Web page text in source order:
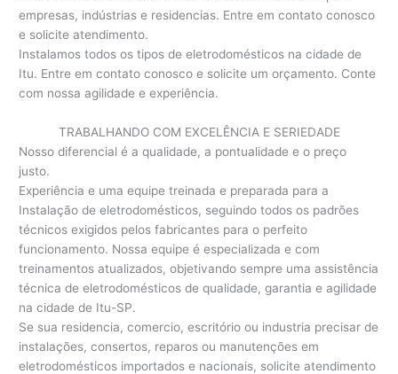
empresas, indústrias e residencias. Entre em contato conosco
e solicite atendimento.
Instalamos todos os tipos de eletrodomésticos na cidade de
Itu. Entre em contato conosco e solicite um orçamento. Conte
com nossa agilidade e experiência.
TRABALHANDO COM EXCELÊNCIA E SERIEDADE
Nosso diferencial é a qualidade, a pontualidade e o preço
justo.
Experiência e uma equipe treinada e preparada para a
Instalação de eletrodomésticos, seguindo todos os padrões
técnicos exigidos pelos fabricantes para o perfeito
funcionamento. Nossa equipe é especializada e com
treinamentos atualizados, objetivando sempre uma assistência
técnica de eletrodomésticos de qualidade, garantia e agilidade
na cidade de Itu-SP.
Se sua residencia, comercio, escritório ou industria precisar de
instalações, consertos, reparos ou manutenções em
eletrodomésticos importados e nacionais, solicite atendimento